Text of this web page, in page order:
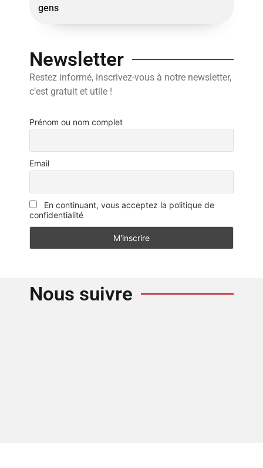
gens
Newsletter
Restez informé, inscrivez-vous à notre newsletter,
c’est gratuit et utile !
Prénom ou nom complet
Email
En continuant, vous acceptez la politique de
confidentialité
Nous suivre